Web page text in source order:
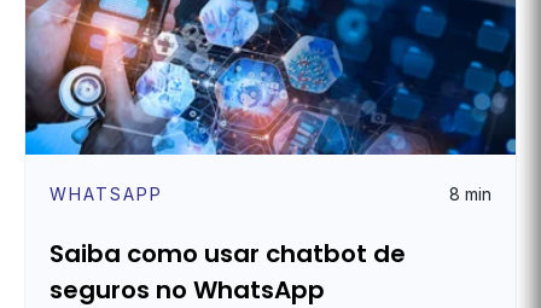
WHATSAPP 8 min
Saiba como usar chatbot de
seguros no WhatsApp